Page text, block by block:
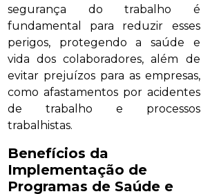
segurança do trabalho é
fundamental para reduzir esses
perigos, protegendo a saúde e
vida dos colaboradores, além de
evitar prejuízos para as empresas,
como afastamentos por acidentes
de trabalho e processos
trabalhistas.
Benefícios da
Implementação de
Programas de Saúde e